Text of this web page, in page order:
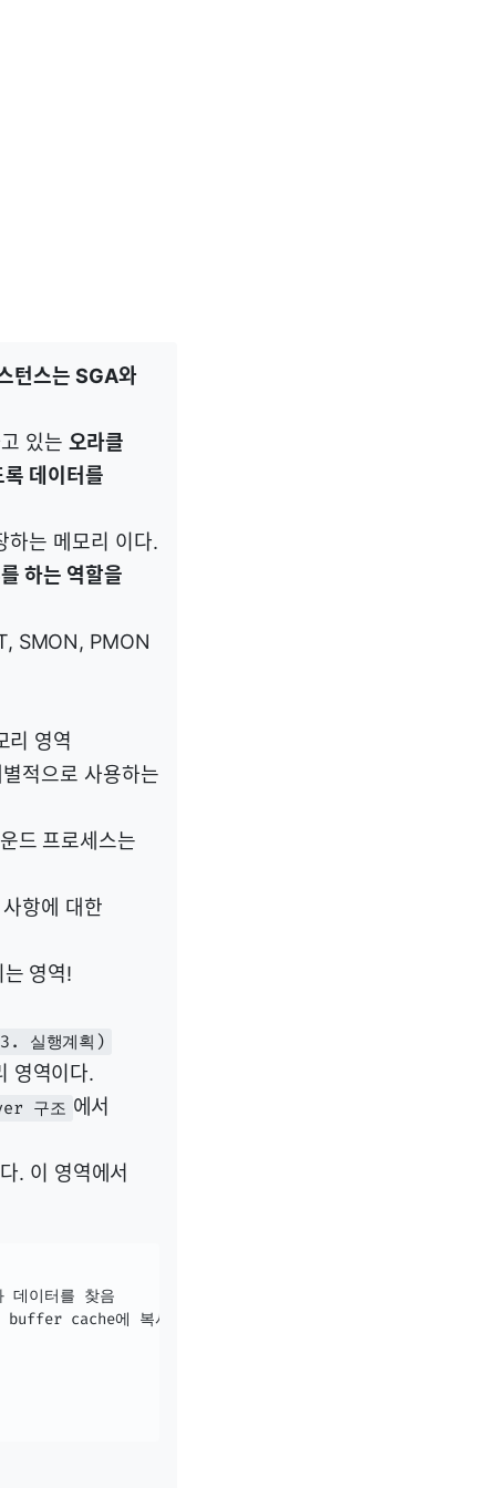
턴스는 SGA와
있는 오라클
데이터를
는 메모리 이다.
하는 역할을
SMON, PMON
리 영역
적으로 사용하는
드 프로세스는
항에 대한
영역!
실행계획)
영역이다.
구조 에서
. 이 영역에서
이터를 찾음
cache에 복사본